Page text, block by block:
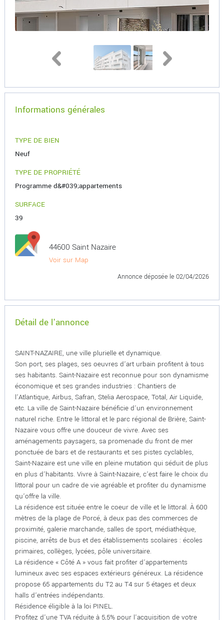
Informations générales
TYPE DE BIEN
Neuf
TYPE DE PROPRIÉTÉ
Programme d&#039;appartements
SURFACE
39
44600 Saint Nazaire
Voir sur Map
Annonce déposée le 02/04/2026
Détail de l'annonce
SAINT-NAZAIRE, une ville plurielle et dynamique.
Son port, ses plages, ses oeuvres d’art urbain profitent à tous
ses habitants. Saint-Nazaire est reconnue pour son dynamisme
économique et ses grandes industries : Chantiers de
l’Atlantique, Airbus, Safran, Stelia Aerospace, Total, Air Liquide,
etc. La ville de Saint-Nazaire bénéficie d’un environnement
naturel riche. Entre le littoral et le parc régional de Brière, Saint-
Nazaire vous offre une douceur de vivre. Avec ses
aménagements paysagers, sa promenade du front de mer
ponctuée de bars et de restaurants et ses pistes cyclables,
Saint-Nazaire est une ville en pleine mutation qui séduit de plus
en plus d’habitants. Vivre à Saint-Nazaire, c’est faire le choix du
littoral pour un cadre de vie agréable et profiter du dynamisme
qu’offre la ville.
La résidence est située entre le coeur de ville et le littoral. À 600
mètres de la plage de Porcé, à deux pas des commerces de
proximité, galerie marchande, salles de sport, médiathèque,
piscine, arrêts de bus et des établissements scolaires : écoles
primaires, collèges, lycées, pôle universitaire.
La résidence « Côté A » vous fait profiter d’appartements
lumineux avec ses espaces extérieurs généreux. La résidence
propose 65 appartements du T2 au T4 sur 5 étages et deux
halls d’entrées indépendants.
Résidence éligible à la loi PINEL.
Profitez d'une TVA réduite à 5,5% pour l'acquisition de votre